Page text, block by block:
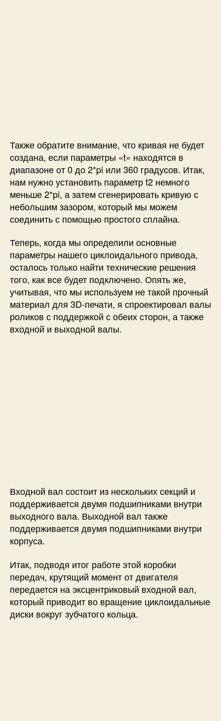
Также обратите внимание, что кривая не будет
создана, если параметры «t» находятся в
диапазоне от 0 до 2*pi или 360 градусов. Итак,
нам нужно установить параметр t2 немного
меньше 2*pi, а затем сгенерировать кривую с
небольшим зазором, который мы можем
соединить с помощью простого сплайна.
Теперь, когда мы определили основные
параметры нашего циклоидального привода,
осталось только найти технические решения
того, как все будет подключено. Опять же,
учитывая, что мы используем не такой прочный
материал для 3D-печати, я спроектировал валы
роликов с поддержкой с обеих сторон, а также
входной и выходной валы.
Входной вал состоит из нескольких секций и
поддерживается двумя подшипниками внутри
выходного вала. Выходной вал также
поддерживается двумя подшипниками внутри
корпуса.
Итак, подводя итог работе этой коробки
передач, крутящий момент от двигателя
передается на эксцентриковый входной вал,
который приводит во вращение циклоидальные
диски вокруг зубчатого кольца.